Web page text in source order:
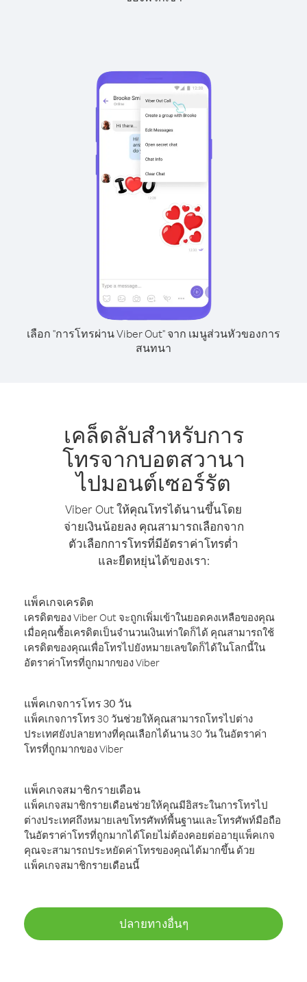
เลือก "การโทรผ่าน Viber Out" จาก เมนูส่วนหัวของการ
สนทนา
เคล็ดลับสำหรับการ
โทรจากบอตสวานา
ไปมอนต์เซอร์รัต
Viber Out ให้คุณโทรได้นานขึ้นโดย
จ่ายเงินน้อยลง คุณสามารถเลือกจาก
ตัวเลือกการโทรที่มีอัตราค่าโทรต่ำ
และยืดหยุ่นได้ของเรา:
แพ็คเกจเครดิต
เครดิตของ Viber Out จะถูกเพิ่มเข้าในยอดคงเหลือของคุณ
เมื่อคุณซื้อเครดิตเป็นจำนวนเงินเท่าใดก็ได้ คุณสามารถใช้
เครดิตของคุณเพื่อโทรไปยังหมายเลขใดก็ได้ในโลกนี้ใน
อัตราค่าโทรที่ถูกมากของ Viber
แพ็คเกจการโทร 30 วัน
แพ็คเกจการโทร 30 วันช่วยให้คุณสามารถโทรไปต่าง
ประเทศยังปลายทางที่คุณเลือกได้นาน 30 วัน ในอัตราค่า
โทรที่ถูกมากของ Viber
แพ็คเกจสมาชิกรายเดือน
แพ็คเกจสมาชิกรายเดือนช่วยให้คุณมีอิสระในการโทรไป
ต่างประเทศถึงหมายเลขโทรศัพท์พื้นฐานและโทรศัพท์มือถือ
ในอัตราค่าโทรที่ถูกมากได้โดยไม่ต้องคอยต่ออายุแพ็คเกจ
คุณจะสามารถประหยัดค่าโทรของคุณได้มากขึ้น ด้วย
แพ็คเกจสมาชิกรายเดือนนี้
ปลายทางอื่นๆ